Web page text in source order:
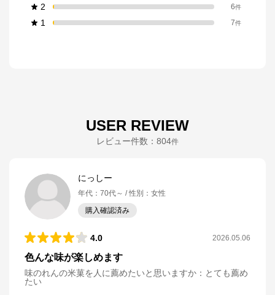
2 6件
1 7件
USER REVIEW
レビュー件数： 804件
にっしー
年代 ： 70代～ 性別 ： 女性
購入確認済み
4.0 2026.05.06
色んな味が楽しめます
味のれんの米菓を人に薦めたいと思いますか ： とても薦め
たい